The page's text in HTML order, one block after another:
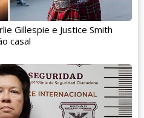
Gillespie e Justice Smith
casal